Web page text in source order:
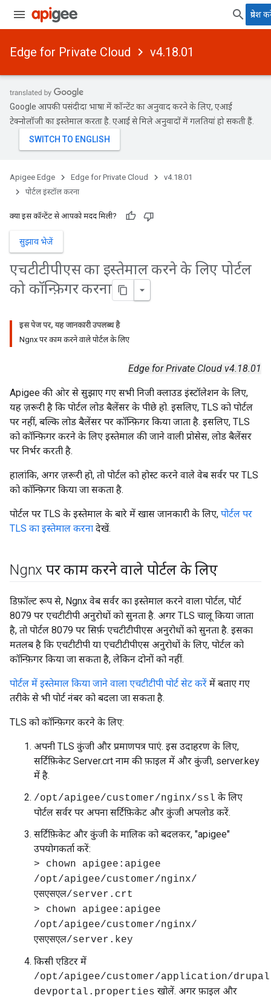
प्रवेश
Edge for Private Cloud v4.18.01
Google आपकी पसंदीदा भाषा में कॉन्टेंट का अनुवाद करने के लिए, एआई
टेक्नोलॉजी का इस्तेमाल करता है. एआई से मिले अनुवादों में गलतियां हो सकती हैं.
Apigee Edge Edge for Private Cloud
v4.18.01
पोर्टल इंस्टॉल करना
क्या इस कॉन्टेंट से आपको मदद मिली?
सुझाव भेजें
एचटीटीपीएस का इस्तेमाल करने के लिए पोर्टल
को कॉन्फ़िगर करना
इस पेज पर, यह जानकारी उपलब्ध है
Ngnx पर काम करने वाले पोर्टल के लिए
Edge for Private Cloud v4.18.01
Apigee की ओर से सुझाए गए सभी निजी क्लाउड इंस्टॉलेशन के लिए,
यह ज़रूरी है कि पोर्टल लोड बैलेंसर के पीछे हो. इसलिए, TLS को पोर्टल
पर नहीं, बल्कि लोड बैलेंसर पर कॉन्फ़िगर किया जाता है. इसलिए, TLS
को कॉन्फ़िगर करने के लिए इस्तेमाल की जाने वाली प्रोसेस, लोड बैलेंसर
पर निर्भर करती है.
हालांकि, अगर ज़रूरी हो, तो पोर्टल को होस्ट करने वाले वेब सर्वर पर TLS
को कॉन्फ़िगर किया जा सकता है.
पोर्टल पर TLS के इस्तेमाल के बारे में खास जानकारी के लिए, पोर्टल पर
TLS का इस्तेमाल करना देखें.
Ngnx पर काम करने वाले पोर्टल के लिए
डिफ़ॉल्ट रूप से, Ngnx वेब सर्वर का इस्तेमाल करने वाला पोर्टल, पोर्ट
8079 पर एचटीटीपी अनुरोधों को सुनता है. अगर TLS चालू किया जाता
है, तो पोर्टल 8079 पर सिर्फ़ एचटीटीपीएस अनुरोधों को सुनता है. इसका
मतलब है कि एचटीटीपी या एचटीटीपीएस अनुरोधों के लिए, पोर्टल को
कॉन्फ़िगर किया जा सकता है, लेकिन दोनों को नहीं.
पोर्टल में इस्तेमाल किया जाने वाला एचटीटीपी पोर्ट सेट करें में बताए गए
तरीके से भी पोर्ट नंबर को बदला जा सकता है.
TLS को कॉन्फ़िगर करने के लिए:
अपनी TLS कुंजी और प्रमाणपत्र पाएं. इस उदाहरण के लिए,
सर्टिफ़िकेट Server.crt नाम की फ़ाइल में और कुंजी, server.key
में है.
/opt/apigee/customer/nginx/ssl के लिए
पोर्टल सर्वर पर अपना सर्टिफ़िकेट और कुंजी अपलोड करें.
सर्टिफ़िकेट और कुंजी के मालिक को बदलकर, "apigee"
उपयोगकर्ता करें:
> chown apigee:apigee
/opt/apigee/customer/nginx/
एसएसएल/server.crt
> chown apigee:apigee
/opt/apigee/customer/nginx/
एसएसएल/server.key
किसी एडिटर में
/opt/apigee/customer/application/
devportal.properties खोलें. अगर फ़ाइल और